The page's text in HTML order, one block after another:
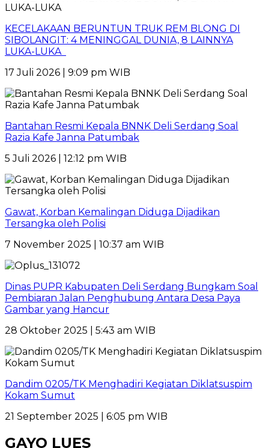
KECELAKAAN BERUNTUN TRUK REM BLONG DI
SIBOLANGIT: 4 MENINGGAL DUNIA, 8 LAINNYA
LUKA-LUKA
17 Juli 2026 | 9:09 pm WIB
Bantahan Resmi Kepala BNNK Deli Serdang Soal
Razia Kafe Janna Patumbak
5 Juli 2026 | 12:12 pm WIB
Gawat, Korban Kemalingan Diduga Dijadikan
Tersangka oleh Polisi
7 November 2025 | 10:37 am WIB
Dinas PUPR Kabupaten Deli Serdang Bungkam Soal
Pembiaran Jalan Penghubung Antara Desa Paya
Gambar yang Hancur
28 Oktober 2025 | 5:43 am WIB
Dandim 0205/TK Menghadiri Kegiatan Diklatsuspim
Kokam Sumut
21 September 2025 | 6:05 pm WIB
GAYO LUES